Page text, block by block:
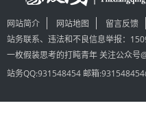
网站简介 网站地图 留言反馈
站务联系、违法和不良信息举报：
一枚假装思考的打盹青年 关注公众号
站务QQ:931548454 邮箱